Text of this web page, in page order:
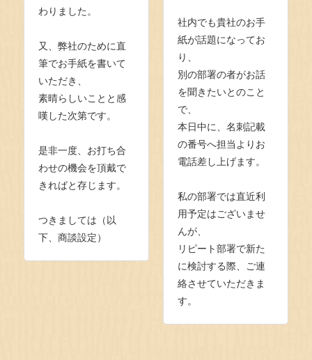
わりました。
又、弊社のために直
筆でお手紙を書いて
いただき、
素晴らしいことと感
嘆した次第です。
是非一度、お打ち合
わせの機会を頂戴で
きればと存じます。
つきましては（以
下、商談設定）
社内でも貴社のお手
紙が話題になってお
り、
別の部署の者がお話
を聞きたいとのこと
で、
本日中に、名刺記載
の番号へ担当よりお
電話差し上げます。
私の部署では直近利
用予定はございませ
んが、
リピート部署で新た
に検討する際、ご連
絡させていただきま
す。